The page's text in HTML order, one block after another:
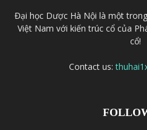
Đại học Dược Hà Nội là một
Việt Nam với kiến trúc cổ của
cổ!
Contact us: